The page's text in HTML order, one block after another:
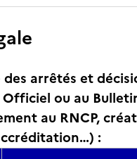
des arrêtés et
Officiel ou au
au RNCP,
: